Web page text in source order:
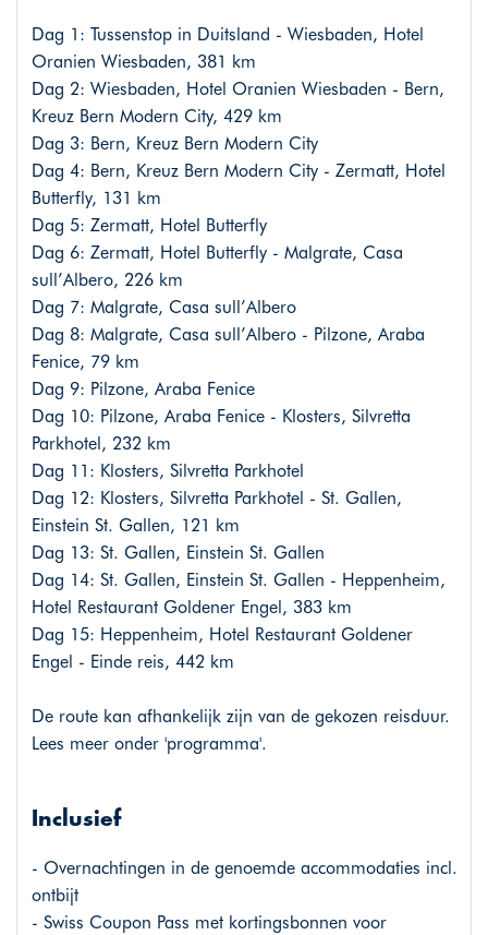
Dag 1: Tussenstop in Duitsland - Wiesbaden, Hotel
Oranien Wiesbaden, 381 km
Dag 2: Wiesbaden, Hotel Oranien Wiesbaden - Bern,
Kreuz Bern Modern City, 429 km
Dag 3: Bern, Kreuz Bern Modern City
Dag 4: Bern, Kreuz Bern Modern City - Zermatt, Hotel
Butterfly, 131 km
Dag 5: Zermatt, Hotel Butterfly
Dag 6: Zermatt, Hotel Butterfly - Malgrate, Casa
sull’Albero, 226 km
Dag 7: Malgrate, Casa sull’Albero
Dag 8: Malgrate, Casa sull’Albero - Pilzone, Araba
Fenice, 79 km
Dag 9: Pilzone, Araba Fenice
Dag 10: Pilzone, Araba Fenice - Klosters, Silvretta
Parkhotel, 232 km
Dag 11: Klosters, Silvretta Parkhotel
Dag 12: Klosters, Silvretta Parkhotel - St. Gallen,
Einstein St. Gallen, 121 km
Dag 13: St. Gallen, Einstein St. Gallen
Dag 14: St. Gallen, Einstein St. Gallen - Heppenheim,
Hotel Restaurant Goldener Engel, 383 km
Dag 15: Heppenheim, Hotel Restaurant Goldener
Engel - Einde reis, 442 km
De route kan afhankelijk zijn van de gekozen reisduur.
Lees meer onder 'programma'.
Inclusief
- Overnachtingen in de genoemde accommodaties incl.
ontbijt
- Swiss Coupon Pass met kortingsbonnen voor